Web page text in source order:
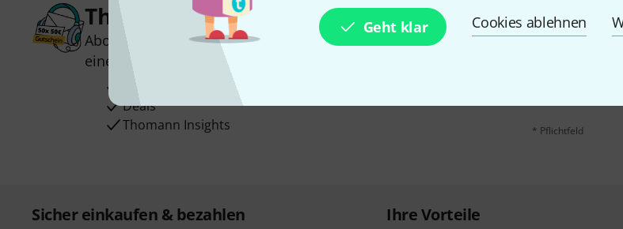
Geht klar Cookies ablehnen
Thomann Newsletter
Abonniere den Thomann Newsletter und gewinne mit etwas Glück
einen von
50 Gutscheinen
Inspirierende Beiträge
Deals
Thomann Insights
E-Mail-
Mit Klick auf „Jetzt
* Pflichtfeld
Sicher einkaufen & bezahlen Ihre Vorteile